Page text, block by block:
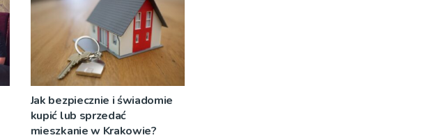
Jak bezpiecznie i świadomie
kupić lub sprzedać
mieszkanie w Krakowie?